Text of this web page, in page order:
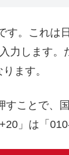
す。これは
力します
ます。
すことで、
」は「